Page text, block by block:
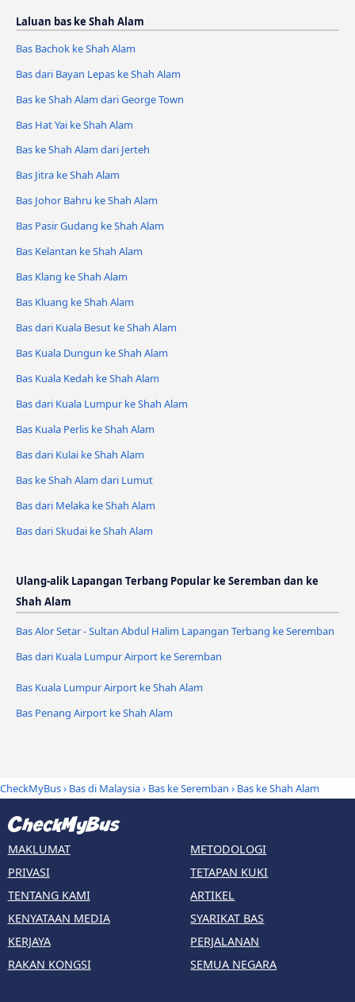
Laluan bas ke Shah Alam
Bas Bachok ke Shah Alam
Bas dari Bayan Lepas ke Shah Alam
Bas ke Shah Alam dari George Town
Bas Hat Yai ke Shah Alam
Bas ke Shah Alam dari Jerteh
Bas Jitra ke Shah Alam
Bas Johor Bahru ke Shah Alam
Bas Pasir Gudang ke Shah Alam
Bas Kelantan ke Shah Alam
Bas Klang ke Shah Alam
Bas Kluang ke Shah Alam
Bas dari Kuala Besut ke Shah Alam
Bas Kuala Dungun ke Shah Alam
Bas Kuala Kedah ke Shah Alam
Bas dari Kuala Lumpur ke Shah Alam
Bas Kuala Perlis ke Shah Alam
Bas dari Kulai ke Shah Alam
Bas ke Shah Alam dari Lumut
Bas dari Melaka ke Shah Alam
Bas dari Skudai ke Shah Alam
Ulang-alik Lapangan Terbang Popular ke Seremban dan ke
Shah Alam
Bas Alor Setar - Sultan Abdul Halim Lapangan Terbang ke Seremban
Bas dari Kuala Lumpur Airport ke Seremban
Bas Kuala Lumpur Airport ke Shah Alam
Bas Penang Airport ke Shah Alam
CheckMyBus› Bas di Malaysia› Bas ke Seremban › Bas ke Shah Alam
MAKLUMAT
PRIVASI
TENTANG KAMI
KENYATAAN MEDIA
KERJAYA
RAKAN KONGSI
METODOLOGI
TETAPAN KUKI
ARTIKEL
SYARIKAT BAS
PERJALANAN
SEMUA NEGARA